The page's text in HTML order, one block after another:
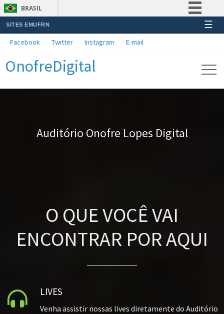
BRASIL
Simplifique!
Acesso à informação
SITES EMUFRN ☰
Facebook Twitter Instagram E-mail
OnofreDigital
Auditório Onofre Lopes Digital
O QUE VOCÊ VAI
ENCONTRAR POR AQUI
 LIVES
Venha assistir nossas lives diretamente do Auditório